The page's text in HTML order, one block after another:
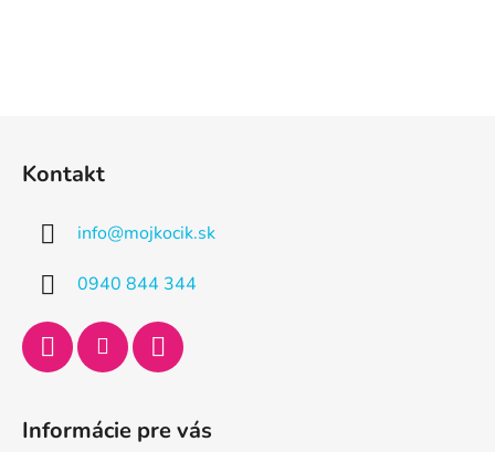
Kontakt
info@mojkocik.sk
0940 844 344
Informácie pre vás